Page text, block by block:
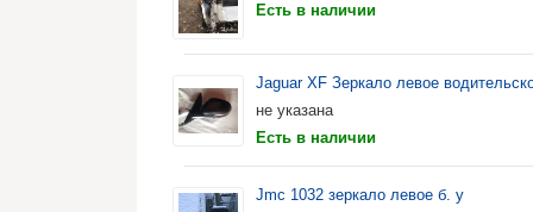
Есть в наличии
Jaguar XF Зеркало левое
не указана
Есть в наличии
Jmc 1032 зеркало левое б. у